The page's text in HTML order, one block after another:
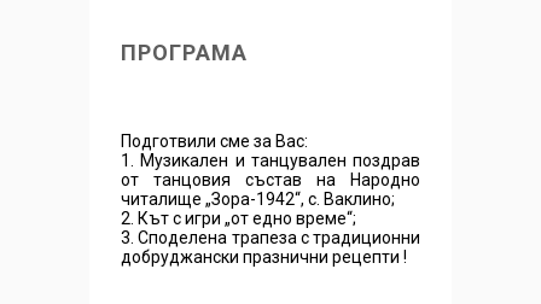
ПРОГРАМА
Подготвили сме за Вас:
1. Музикален и танцувален поздрав
от танцовия състав на Народно
читалище „Зора-1942“, с. Ваклино;
2. Кът с игри „от едно време“;
3. Споделена трапеза с традиционни
добруджански празнични рецепти !